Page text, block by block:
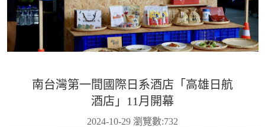
南台灣第一間國際日系酒店「高雄日航
酒店」11月開幕
2024-10-29 瀏覽數:732